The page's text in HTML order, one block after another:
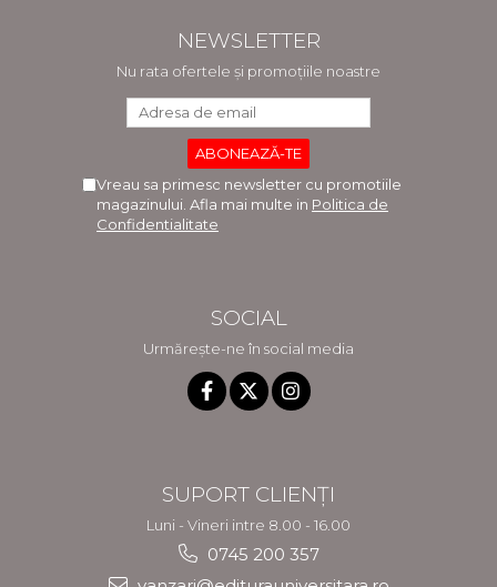
NEWSLETTER
Nu rata ofertele și promoțiile noastre
Vreau sa primesc newsletter cu promotiile
magazinului. Afla mai multe in Politica de
Confidentialitate
SOCIAL
Urmărește-ne în social media
SUPORT CLIENȚI
Luni - Vineri intre 8.00 - 16.00
0745 200 357